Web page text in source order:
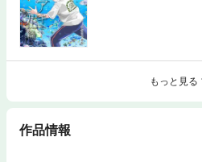
もっと見る
作品情報